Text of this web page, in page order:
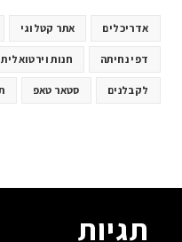
אדריכלים אתר קטלוגי
דפי נחיתה חנות וירטואלית
לקבלנים סטאר טאפ
תגיות